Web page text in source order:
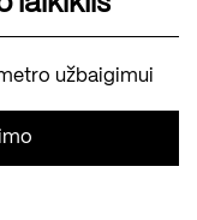
užbaigimui